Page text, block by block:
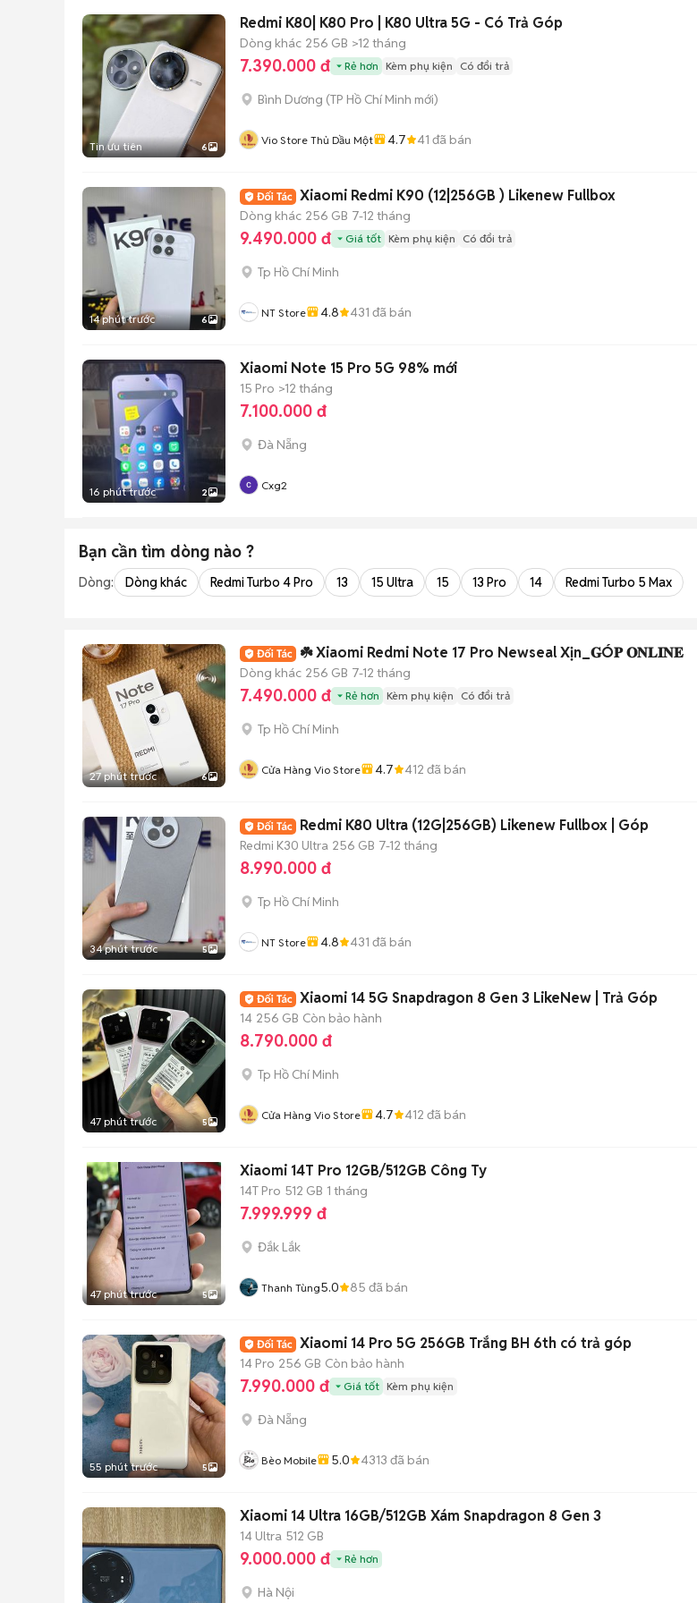
Tin ưu tiên 6
Redmi K80| K80 Pro | K80 Ultra 5G - Có Trả Góp
Dòng khác 256 GB >12 tháng
7.390.000 đ Rẻ hơn Kèm phụ kiện Có đổi trả
Bình Dương (TP Hồ Chí Minh mới)
Vio Store Thủ Dầu Một 4.7 41 đã bán
14 phút trước 6
Xiaomi Redmi K90 (12|256GB ) Likenew Fullbox
Dòng khác 256 GB 7-12 tháng
9.490.000 đ Giá tốt Kèm phụ kiện Có đổi trả
Tp Hồ Chí Minh
NT Store 4.8 431 đã bán
16 phút trước 2
Xiaomi Note 15 Pro 5G 98% mới
15 Pro >12 tháng
7.100.000 đ
Đà Nẵng
Cxg2
Bạn cần tìm dòng nào ?
Dòng: Dòng khác Redmi Turbo 4 Pro 13 15 Ultra 15 13 Pro 14 Redmi Turbo 5 Max
27 phút trước 6
☘️ Xiaomi Redmi Note 17 Pro Newseal Xịn_𝐆Ó𝐏 𝐎𝐍𝐋𝐈𝐍𝐄
Dòng khác 256 GB 7-12 tháng
7.490.000 đ Rẻ hơn Kèm phụ kiện Có đổi trả
Tp Hồ Chí Minh
Cửa Hàng Vio Store 4.7 412 đã bán
34 phút trước 5
Redmi K80 Ultra (12G|256GB) Likenew Fullbox | Góp
Redmi K30 Ultra 256 GB 7-12 tháng
8.990.000 đ
Tp Hồ Chí Minh
NT Store 4.8 431 đã bán
47 phút trước 5
Xiaomi 14 5G Snapdragon 8 Gen 3 LikeNew | Trả Góp
14 256 GB Còn bảo hành
8.790.000 đ
Tp Hồ Chí Minh
Cửa Hàng Vio Store 4.7 412 đã bán
47 phút trước 5
Xiaomi 14T Pro 12GB/512GB Công Ty
14T Pro 512 GB 1 tháng
7.999.999 đ
Đắk Lắk
Thanh Tùng5.0 85 đã bán
55 phút trước 5
Xiaomi 14 Pro 5G 256GB Trắng BH 6th có trả góp
14 Pro 256 GB Còn bảo hành
7.990.000 đ Giá tốt Kèm phụ kiện
Đà Nẵng
Bèo Mobile 5.0 4313 đã bán
Xiaomi 14 Ultra 16GB/512GB Xám Snapdragon 8 Gen 3
14 Ultra 512 GB
9.000.000 đ Rẻ hơn
Hà Nội